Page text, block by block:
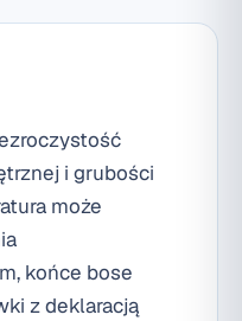
i grubości
może
końce bose
z deklaracją